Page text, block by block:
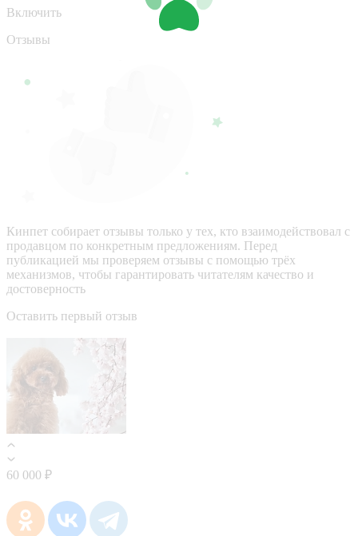
Включить
Отзывы
Кинпет собирает отзывы только у тех, кто взаимодействовал с
продавцом по конкретным предложениям. Перед
публикацией мы проверяем отзывы с помощью трёх
механизмов, чтобы гарантировать читателям качество и
достоверность
Оставить первый отзыв
60 000 ₽